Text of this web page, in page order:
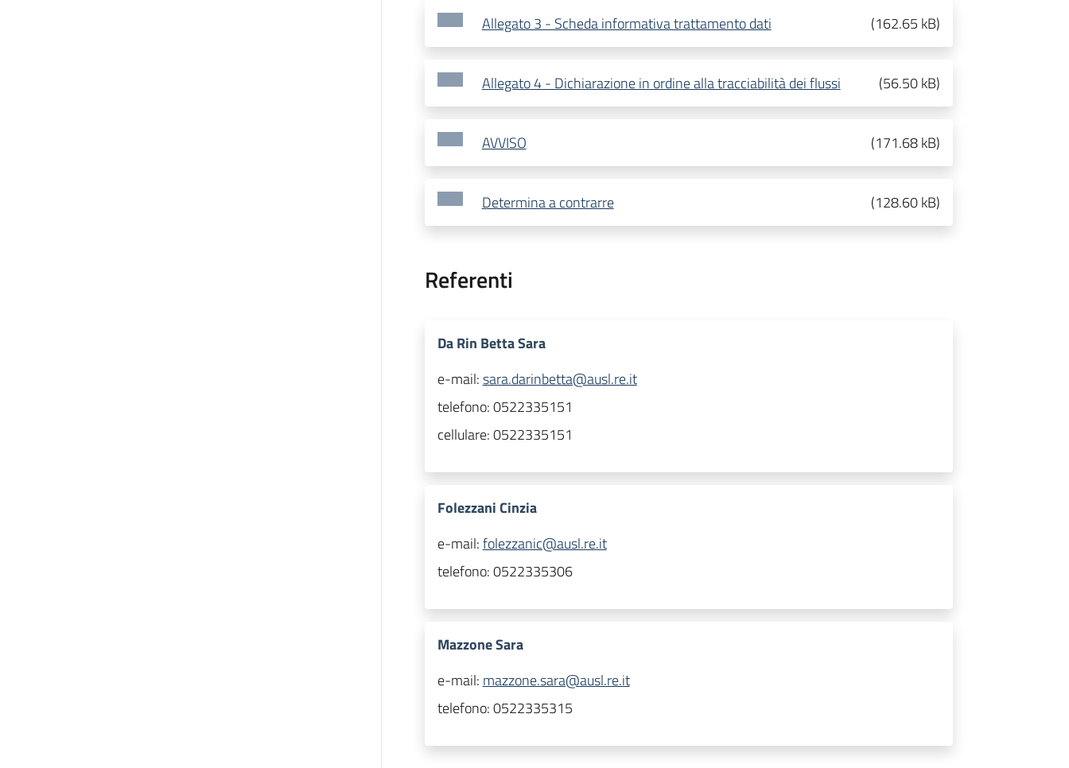
Allegato 3 - Scheda informativa trattamento dati (162.65 kB)
Allegato 4 - Dichiarazione in ordine alla tracciabilità dei flussi (56.50 kB)
AVVISO (171.68 kB)
Determina a contrarre (128.60 kB)
Referenti
Da Rin Betta Sara
e-mail:sara.darinbetta@ausl.re.it
telefono:0522335151
cellulare:0522335151
Folezzani Cinzia
e-mail:folezzanic@ausl.re.it
telefono:0522335306
Mazzone Sara
e-mail: mazzone.sara@ausl.re.it
telefono:0522335315